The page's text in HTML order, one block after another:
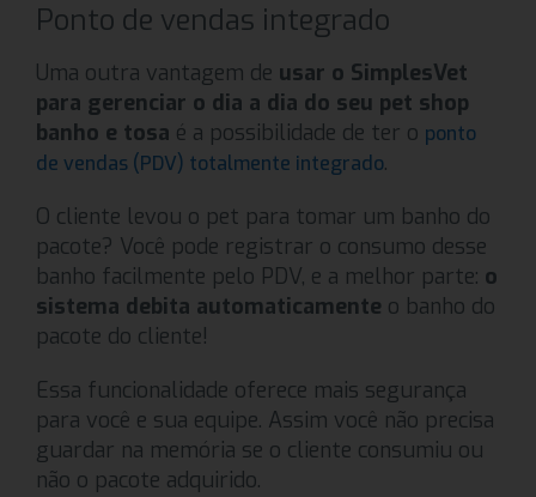
Ponto de vendas integrado
Uma outra vantagem de usar o SimplesVet
para gerenciar o dia a dia do seu pet shop
banho e tosa é a possibilidade de ter o ponto
de vendas (PDV) totalmente integrado.
O cliente levou o pet para tomar um banho do
pacote? Você pode registrar o consumo desse
banho facilmente pelo PDV, e a melhor parte: o
sistema debita automaticamente o banho do
pacote do cliente!
Essa funcionalidade oferece mais segurança
para você e sua equipe. Assim você não precisa
guardar na memória se o cliente consumiu ou
não o pacote adquirido.